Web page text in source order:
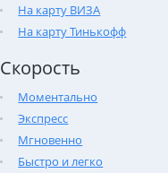
На карту ВИЗА
На карту Тинькофф
Скорость
Моментально
Экспресс
Мгновенно
Быстро и легко